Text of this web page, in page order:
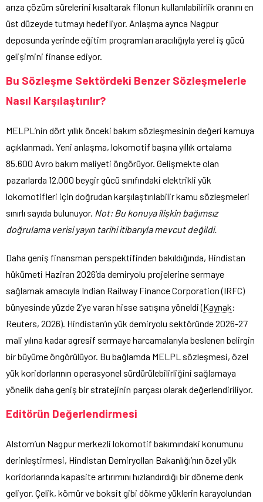
arıza çözüm sürelerini kısaltarak filonun kullanılabilirlik oranını en
üst düzeyde tutmayı hedefliyor. Anlaşma ayrıca Nagpur
deposunda yerinde eğitim programları aracılığıyla yerel iş gücü
gelişimini finanse ediyor.
Bu Sözleşme Sektördeki Benzer Sözleşmelerle
Nasıl Karşılaştırılır?
MELPL’nin dört yıllık önceki bakım sözleşmesinin değeri kamuya
açıklanmadı. Yeni anlaşma, lokomotif başına yıllık ortalama
85.600 Avro bakım maliyeti öngörüyor. Gelişmekte olan
pazarlarda 12.000 beygir gücü sınıfındaki elektrikli yük
lokomotifleri için doğrudan karşılaştırılabilir kamu sözleşmeleri
sınırlı sayıda bulunuyor. Not: Bu konuya ilişkin bağımsız
doğrulama verisi yayın tarihi itibarıyla mevcut değildi.
Daha geniş finansman perspektifinden bakıldığında, Hindistan
hükümeti Haziran 2026’da demiryolu projelerine sermaye
sağlamak amacıyla Indian Railway Finance Corporation (IRFC)
bünyesinde yüzde 2’ye varan hisse satışına yöneldi (Kaynak:
Reuters, 2026). Hindistan’ın yük demiryolu sektöründe 2026-27
mali yılına kadar agresif sermaye harcamalarıyla beslenen belirgin
bir büyüme öngörülüyor. Bu bağlamda MELPL sözleşmesi, özel
yük koridorlarının operasyonel sürdürülebilirliğini sağlamaya
yönelik daha geniş bir stratejinin parçası olarak değerlendiriliyor.
Editörün Değerlendirmesi
Alstom’un Nagpur merkezli lokomotif bakımındaki konumunu
derinleştirmesi, Hindistan Demiryolları Bakanlığı’nın özel yük
koridorlarında kapasite artırımını hızlandırdığı bir döneme denk
geliyor. Çelik, kömür ve boksit gibi dökme yüklerin karayolundan